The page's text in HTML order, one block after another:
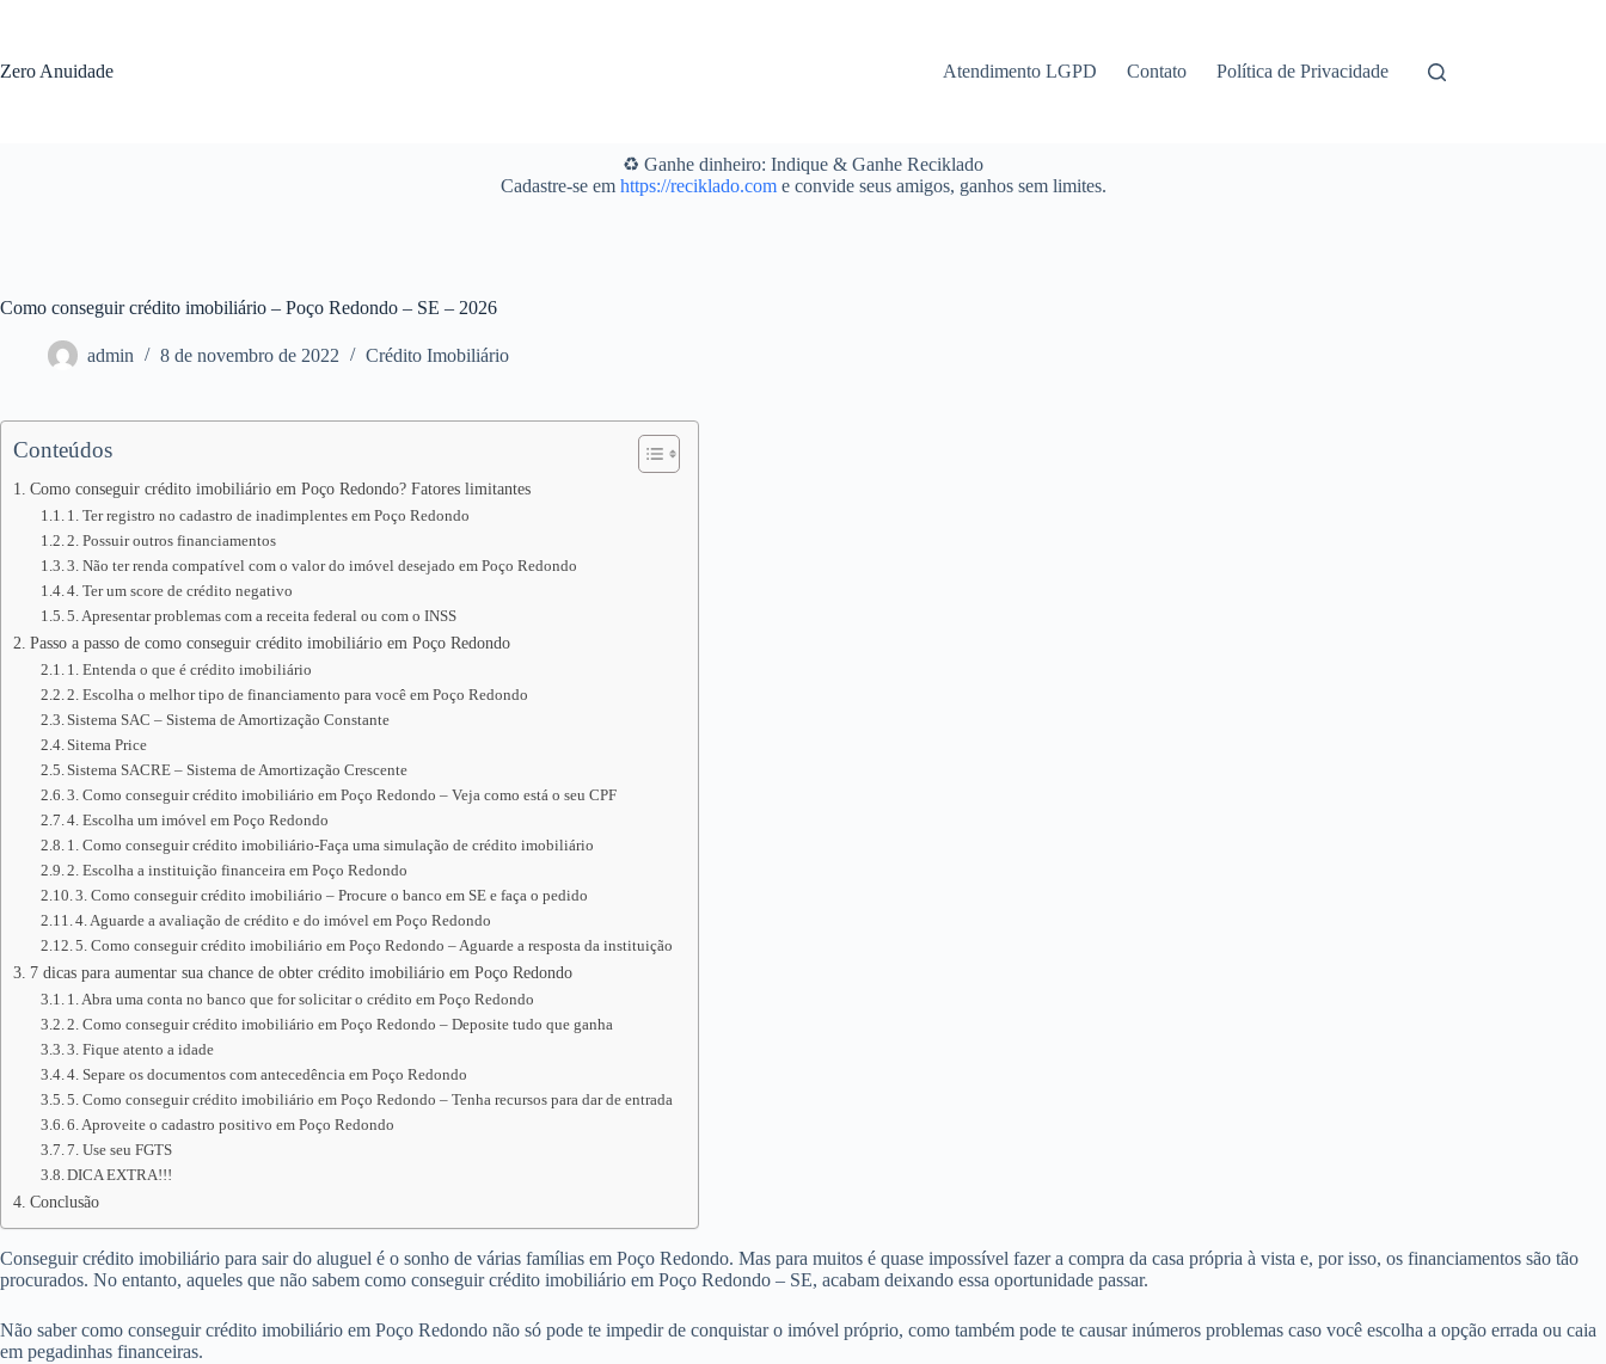
conteúdo
Zero Anuidade Atendimento LGPD Contato Política de Privacidade
♻️ Ganhe dinheiro: Indique & Ganhe Reciklado
Cadastre-se em https://reciklado.come convide seus amigos, ganhos sem limites.
Como conseguir crédito imobiliário – Poço Redondo – SE – 2026
admin 8 de novembro de 2022 Crédito Imobiliário
Conteúdos
Como conseguir crédito imobiliário em Poço Redondo? Fatores limitantes
1. Ter registro no cadastro de inadimplentes em Poço Redondo
2. Possuir outros financiamentos
3. Não ter renda compatível com o valor do imóvel desejado em Poço Redondo
4. Ter um score de crédito negativo
5. Apresentar problemas com a receita federal ou com o INSS
Passo a passo de como conseguir crédito imobiliário em Poço Redondo
1. Entenda o que é crédito imobiliário
2. Escolha o melhor tipo de financiamento para você em Poço Redondo
Sistema SAC – Sistema de Amortização Constante
Sitema Price
Sistema SACRE – Sistema de Amortização Crescente
3. Como conseguir crédito imobiliário em Poço Redondo – Veja como está o seu CPF
4. Escolha um imóvel em Poço Redondo
1. Como conseguir crédito imobiliário-Faça uma simulação de crédito imobiliário
2. Escolha a instituição financeira em Poço Redondo
3. Como conseguir crédito imobiliário – Procure o banco em SE e faça o pedido
4. Aguarde a avaliação de crédito e do imóvel em Poço Redondo
5. Como conseguir crédito imobiliário em Poço Redondo – Aguarde a resposta da instituição
7 dicas para aumentar sua chance de obter crédito imobiliário em Poço Redondo
1. Abra uma conta no banco que for solicitar o crédito em Poço Redondo
2. Como conseguir crédito imobiliário em Poço Redondo – Deposite tudo que ganha
3. Fique atento a idade
4. Separe os documentos com antecedência em Poço Redondo
5. Como conseguir crédito imobiliário em Poço Redondo – Tenha recursos para dar de entrada
6. Aproveite o cadastro positivo em Poço Redondo
7. Use seu FGTS
DICA EXTRA!!!
Conclusão
Conseguir crédito imobiliário para sair do aluguel é o sonho de várias famílias em Poço Redondo. Mas para muitos é quase impossível fazer a compra da casa própria à vista e, por isso, os financiamentos são tão
procurados. No entanto, aqueles que não sabem como conseguir crédito imobiliário em Poço Redondo – SE, acabam deixando essa oportunidade passar.
Não saber como conseguir crédito imobiliário em Poço Redondo não só pode te impedir de conquistar o imóvel próprio, como também pode te causar inúmeros problemas caso você escolha a opção errada ou caia
em pegadinhas financeiras.